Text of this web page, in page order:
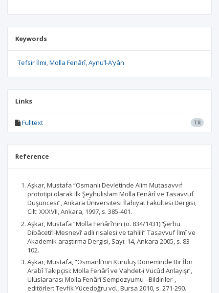
Keywords
Tefsir İlmi Molla Fenârî Aynu’l-A‘yân
Links
Fulltext TR
Reference
Aşkar, Mustafa “Osmanlı Devletinde Alim Mutasavvıf
prototipi olarak ilk Şeyhulislam Molla Fenârî ve Tasavvuf
Düşüncesi”, Ankara Üniversitesi İlahiyat Fakültesi Dergisi,
Cilt: XXXVII, Ankara, 1997, s. 385-401.
Aşkar, Mustafa “Molla Fenârî’nin (ö. 834/1431) ‘Şerhu
Dibâceti’l-Mesnevî’ adlı risalesi ve tahlili” Tasavvuf İlmî ve
Akademik araştırma Dergisi, Sayı: 14, Ankara 2005, s. 83-
102.
Aşkar, Mustafa, “Osmanlı’nın Kuruluş Döneminde Bir İbn
Arabî Takipçisi: Molla Fenârî ve Vahdet-i Vücûd Anlayışı”,
Uluslararası Molla Fenârî Sempozyumu –Bildiriler-,
editörler: Tevfik Yücedoğru vd., Bursa 2010, s. 271-290.